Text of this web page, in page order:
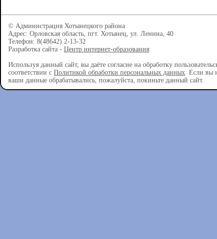
© Администрация Хотынецкого района
Адрес: Орловская область, пгт. Хотынец, ул. Ленина, 40
Телефон: 8(48642) 2-13-32
Разработка сайта - Центр интернет-образования
Используя данный сайт, вы даёте согласие на обработку
соответствии с Политикой обработки персональных данных. Если вы
ваши данные обрабатывались, пожалуйста, покиньте данный сайт.